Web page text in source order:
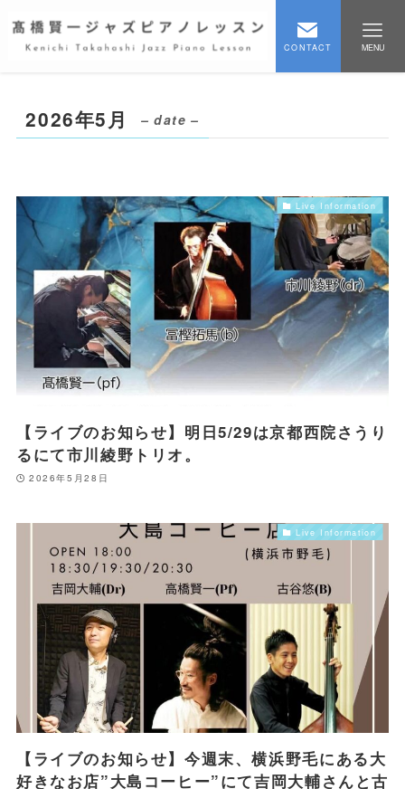
CONTACT MENU
2026年5月 – date –
Live Information
【ライブのお知らせ】明日5/29は京都西院さうり
るにて市川綾野トリオ。
2026年5月28日
Live Information
【ライブのお知らせ】今週末、横浜野毛にある大
好きなお店”大島コーヒー”にて吉岡大輔さんと古